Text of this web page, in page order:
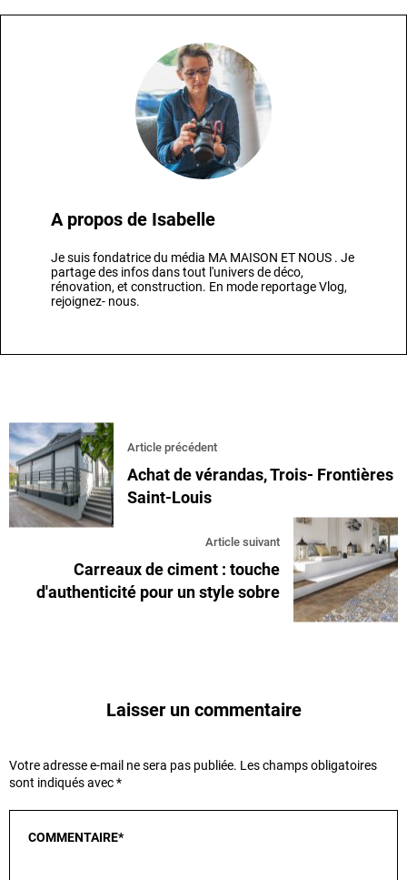
A propos de Isabelle
Je suis fondatrice du média MA MAISON ET NOUS . Je
partage des infos dans tout l'univers de déco,
rénovation, et construction. En mode reportage Vlog,
rejoignez- nous.
Article précédent
Achat de vérandas, Trois- Frontières
Saint-Louis
Article suivant
Carreaux de ciment : touche
d'authenticité pour un style sobre
Laisser un commentaire
Votre adresse e-mail ne sera pas publiée. Les champs obligatoires
sont indiqués avec*